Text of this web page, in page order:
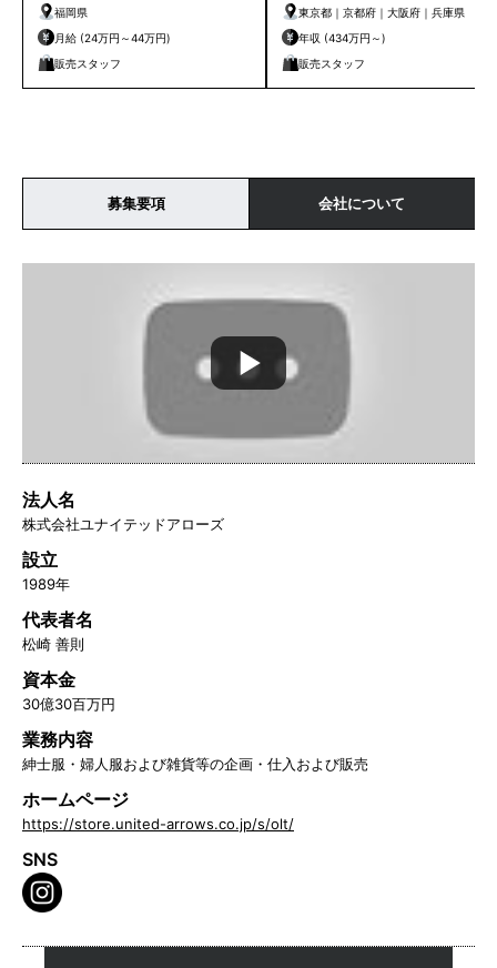
福岡県
月給 (24万円～44万円)
販売スタッフ
東京都｜京都府｜大阪府｜兵庫県
年収 (434万円～)
販売スタッフ
募集要項 会社について
法人名
株式会社ユナイテッドアローズ
設立
1989年
代表者名
松崎 善則
資本金
30億30百万円
業務内容
紳士服・婦人服および雑貨等の企画・仕入および販売
ホームページ
https://store.united-arrows.co.jp/s/olt/
SNS